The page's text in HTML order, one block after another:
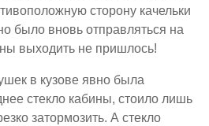
сторону качельки
было вновь отправляться на
выходить не пришлось!
в кузове явно была
стекло кабины, стоило лишь
затормозить. А стекло